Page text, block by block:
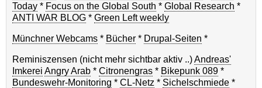
Today * Focus on the Global South * Global Research *
ANTI WAR BLOG * Green Left weekly
Münchner Webcams * Bücher * Drupal-Seiten *
Reminiszensen (nicht mehr sichtbar aktiv ..)Andreas'
Imkerei Angry Arab * Citronengras * Bikepunk 089 *
Bundeswehr-Monitoring * CL-Netz * Sichelschmiede *